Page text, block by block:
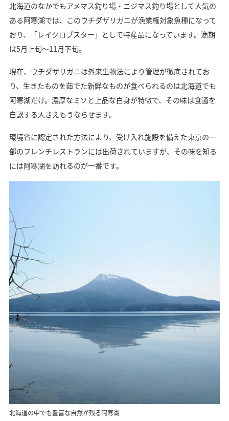
北海道のなかでもアメマス釣り場・ニジマス釣り場として人気の
ある阿寒湖では、このウチダザリガニが漁業権対象魚種になって
おり、「レイクロブスター」として特産品になっています。漁期
は5月上旬～11月下旬。
現在、ウチダザリガニは外来生物法により管理が徹底されてお
り、生きたものを茹でた新鮮なものが食べられるのは北海道でも
阿寒湖だけ。濃厚なミソと上品な白身が特徴で、その味は食通を
自認する人さえもうならせます。
環境省に認定された方法により、受け入れ施設を備えた東京の一
部のフレンチレストランには出荷されていますが、その味を知る
には阿寒湖を訪れるのが一番です。
北海道の中でも豊富な自然が残る阿寒湖